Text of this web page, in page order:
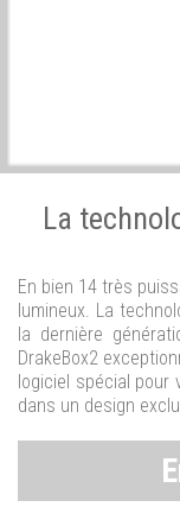
La
En bien 14 très
lumineux. La
la dernière
DrakeBox2
logiciel spécial pour
dans un design